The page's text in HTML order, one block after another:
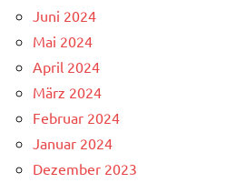
Juni 2024
Mai 2024
April 2024
März 2024
Februar 2024
Januar 2024
Dezember 2023